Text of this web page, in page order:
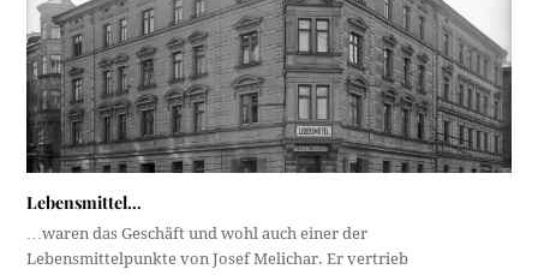
Lebensmittel…
…waren das Geschäft und wohl auch einer der
Lebensmittelpunkte von Josef Melichar. Er vertrieb